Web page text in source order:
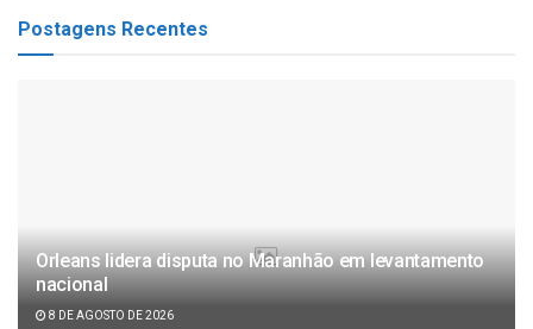
Postagens Recentes
Orleans lidera disputa no Maranhão em levantamento
nacional
8 DE AGOSTO DE 2026